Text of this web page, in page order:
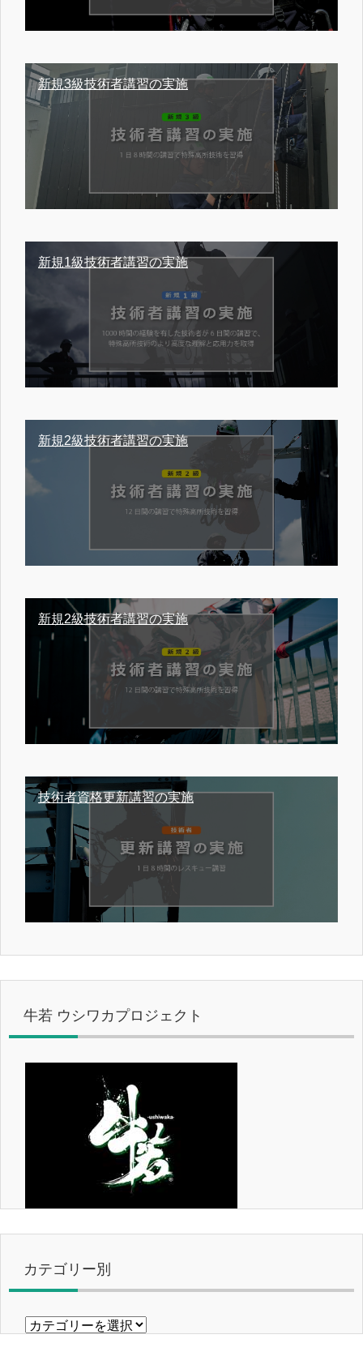
新規3級技術者講習の実施
新規1級技術者講習の実施
新規2級技術者講習の実施
新規2級技術者講習の実施
技術者資格更新講習の実施
牛若 ウシワカプロジェクト
カテゴリー別
カ